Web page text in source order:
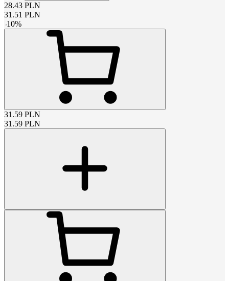
28.43 PLN
31.51 PLN
-10%
31.59 PLN
31.59 PLN